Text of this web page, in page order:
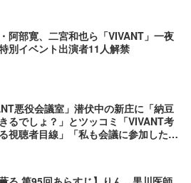
阿部寛、二宮和也ら「VIVANT」一夜
別イベント出演者11人解禁
悪役会議室」潜伏中の新庄に「納豆
るでしょ？」とツッコミ「VIVANT考
視聴者目線」「私も会議に参加した